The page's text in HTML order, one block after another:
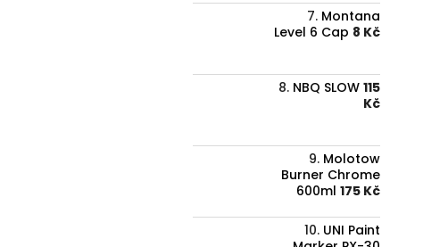
Montana
Level 6 Cap 8 Kč
NBQ SLOW 115
Kč
Molotow
Burner Chrome
600ml 175 Kč
UNI Paint